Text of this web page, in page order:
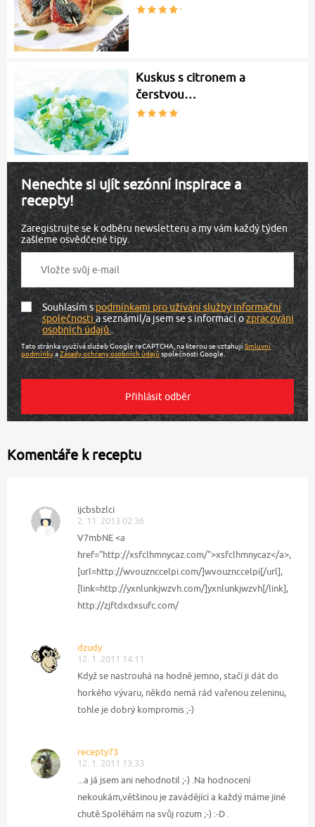
Kuskus s citronem a
čerstvou…
Nenechte si ujít sezónní inspirace a
recepty!
Zaregistrujte se k odběru newsletteru a my vám každý týden
zašleme osvědčené tipy.
Souhlasím spodmínkami pro užívání služby informační
společnostia seznámil/a jsem se s informací ozpracování
osobních údajů.
Tato stránka využívá služeb Google reCAPTCHA, na kterou se vztahujíSmluvní
podmínkyaZásady ochrany osobních údajů společnosti Google.
Komentáře k receptu
ijcbsbzlci
2. 11. 2013 02:36
V7mbNE <a
href="http://xsfclhmnycaz.com/">xsfclhmnycaz</a>,
[url=http://wvouznccelpi.com/]wvouznccelpi[/url],
[link=http://yxnlunkjwzvh.com/]yxnlunkjwzvh[/link],
http://zjftdxdxsufc.com/
dzudy
12. 1. 2011 14:11
Když se nastrouhá na hodně jemno, stačí ji dát do
horkého vývaru, někdo nemá rád vařenou zeleninu,
tohle je dobrý kompromis ;-)
recepty73
12. 1. 2011 13:33
...a já jsem ani nehodnotil ;-) .Na hodnocení
nekoukám,většinou je zavádějící a každý máme jiné
chutě.Spoléhám na svůj rozum ;-) :-D .